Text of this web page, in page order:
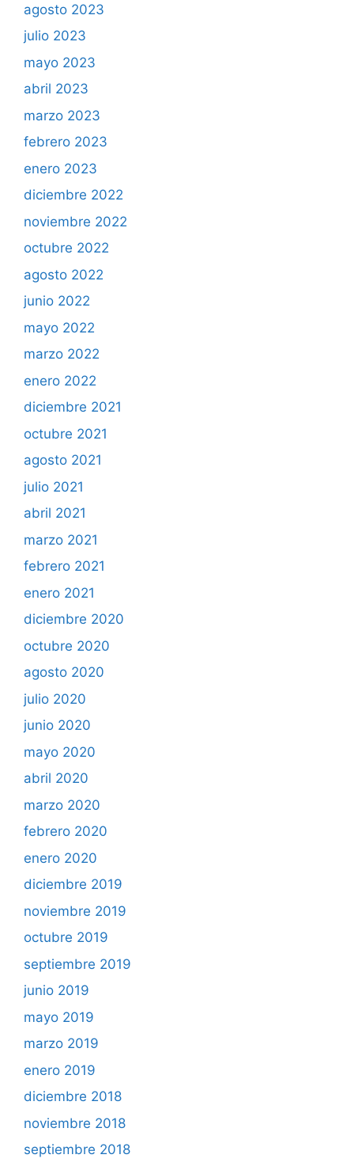
agosto 2023
julio 2023
mayo 2023
abril 2023
marzo 2023
febrero 2023
enero 2023
diciembre 2022
noviembre 2022
octubre 2022
agosto 2022
junio 2022
mayo 2022
marzo 2022
enero 2022
diciembre 2021
octubre 2021
agosto 2021
julio 2021
abril 2021
marzo 2021
febrero 2021
enero 2021
diciembre 2020
octubre 2020
agosto 2020
julio 2020
junio 2020
mayo 2020
abril 2020
marzo 2020
febrero 2020
enero 2020
diciembre 2019
noviembre 2019
octubre 2019
septiembre 2019
junio 2019
mayo 2019
marzo 2019
enero 2019
diciembre 2018
noviembre 2018
septiembre 2018